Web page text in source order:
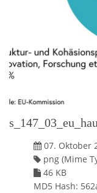
07. Oktober
png (Mime
46 KB
MD5 Hash: